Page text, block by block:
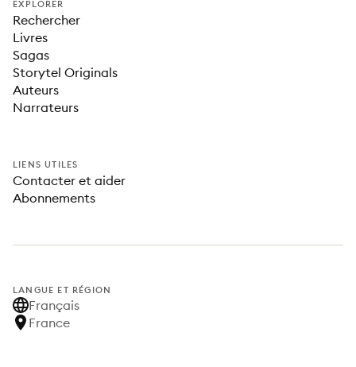
EXPLORER
Rechercher
Livres
Sagas
Storytel Originals
Auteurs
Narrateurs
LIENS UTILES
Contacter et aider
Abonnements
LANGUE ET RÉGION
Français
France